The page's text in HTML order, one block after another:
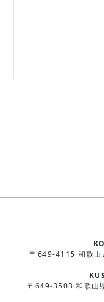
〒649-4115 和歌
〒649-3503 和歌山